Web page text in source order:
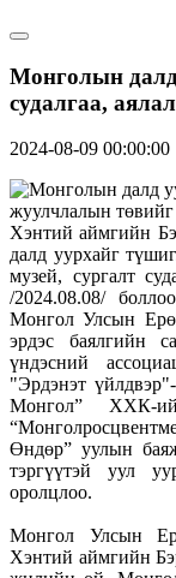
Монголын далд
судалгаа,
2024-08-09 00:00:00
Хэнтий аймгийн
далд уурхайг
музей, сургалт
/2024.08.08/
Монгол Улсын
эрдэс баялгийн
үндэсний
"Эрдэнэт
Монгол” ХХК-
Өндөр” уулын
тэргүүтэй уул
оролцлоо.
Монгол Улсын
Хэнтий аймгийн